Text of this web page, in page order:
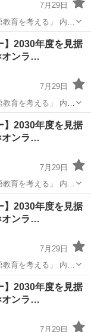
7月29日
教育を考える」 内
】2030年度を見据
オンラ…
7月29日
教育を考える」 内
】2030年度を見据
オンラ…
7月29日
教育を考える」 内
】2030年度を見据
オンラ…
7月29日
教育を考える」 内
】2030年度を見据
オンラ…
7月29日